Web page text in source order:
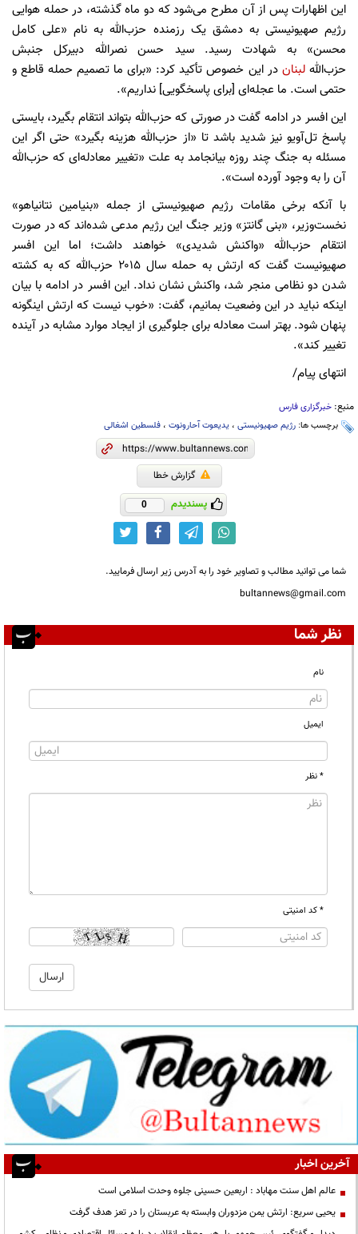
این اظهارات پس از آن مطرح می‌شود که دو ماه گذشته، در حمله هوایی
رژیم صهیونیستی به دمشق یک رزمنده حزب‌الله به نام «علی کامل
محسن» به شهادت رسید. سید حسن نصرالله دبیرکل جنبش
حزب‌اللهلبنان در این خصوص تأکید کرد: «برای ما تصمیم حمله قاطع و
حتمی است. ما عجله‌ای [برای پاسخگویی] نداریم».
این افسر در ادامه گفت در صورتی که حزب‌الله بتواند انتقام بگیرد، بایستی
پاسخ تل‌آویو نیز شدید باشد تا «از حزب‌الله هزینه بگیرد» حتی اگر این
مسئله به جنگ چند روزه بیانجامد به علت «تغییر معادله‌ای که حزب‌الله
آن را به‌ وجود آورده است».
با آنکه برخی مقامات رژیم صهیونیستی از جمله «بنیامین نتانیاهو»
نخست‌وزیر، «بنی گانتز» وزیر جنگ این رژیم مدعی شده‌اند که در صورت
انتقام حزب‌الله «واکنش شدیدی» خواهند داشت؛ اما این افسر
صهیونیست گفت که ارتش به حمله سال ۲۰۱۵ حزب‌الله که به کشته
شدن دو نظامی منجر شد، واکنش نشان نداد. این افسر در ادامه با بیان
اینکه نباید در این وضعیت بمانیم، گفت: «خوب نیست که ارتش اینگونه
پنهان شود. بهتر است معادله برای جلوگیری از ایجاد موارد مشابه در آینده
تغییر کند».
انتهای پیام/
منبع: خبرگزاری فارس
برچسب ها: رژیم صهیونیستی ، یدیعوت آحارونوت ، فلسطین اشغالی
گزارش خطا
پسندیدم 0
شما می توانید مطالب و تصاویر خود را به آدرس زیر ارسال فرمایید.
bultannews@gmail.com
نظر شما
نام
ایمیل
* نظر
* کد امنیتی
آخرین اخبار
عالم اهل سنت مهاباد : اربعین حسینی جلوه وحدت اسلامی است
یحیی سریع: ارتش یمن مزدوران وابسته به عربستان را در تعز هدف گرفت